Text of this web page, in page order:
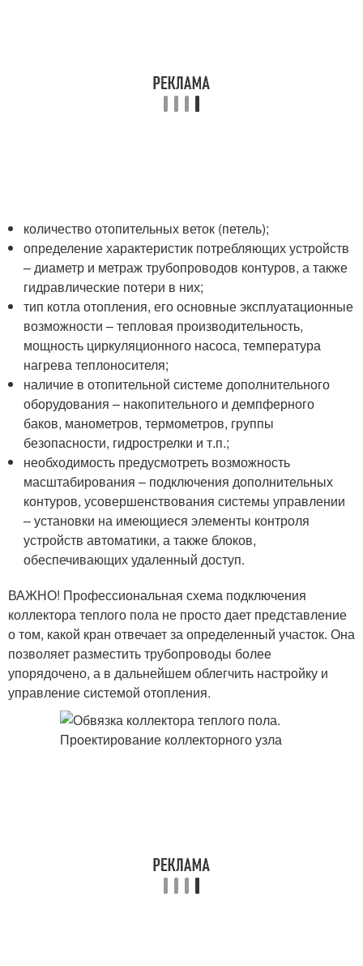
количество отопительных веток (петель);
определение характеристик потребляющих устройств
– диаметр и метраж трубопроводов контуров, а также
гидравлические потери в них;
тип котла отопления, его основные эксплуатационные
возможности – тепловая производительность,
мощность циркуляционного насоса, температура
нагрева теплоносителя;
наличие в отопительной системе дополнительного
оборудования – накопительного и демпферного
баков, манометров, термометров, группы
безопасности, гидрострелки и т.п.;
необходимость предусмотреть возможность
масштабирования – подключения дополнительных
контуров, усовершенствования системы управлении
– установки на имеющиеся элементы контроля
устройств автоматики, а также блоков,
обеспечивающих удаленный доступ.
ВАЖНО! Профессиональная схема подключения
коллектора теплого пола не просто дает представление
о том, какой кран отвечает за определенный участок. Она
позволяет разместить трубопроводы более
упорядочено, а в дальнейшем облегчить настройку и
управление системой отопления.